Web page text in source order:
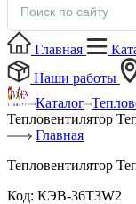
Главная
Наши работы
Каталог
Тепловентилятор
Главная
Тепловентилятор
Код: КЭВ-36Т3W2